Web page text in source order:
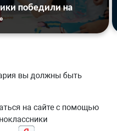
победили на
вы должны быть
на сайте с помощью